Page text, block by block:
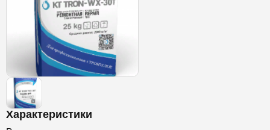
Характеристики